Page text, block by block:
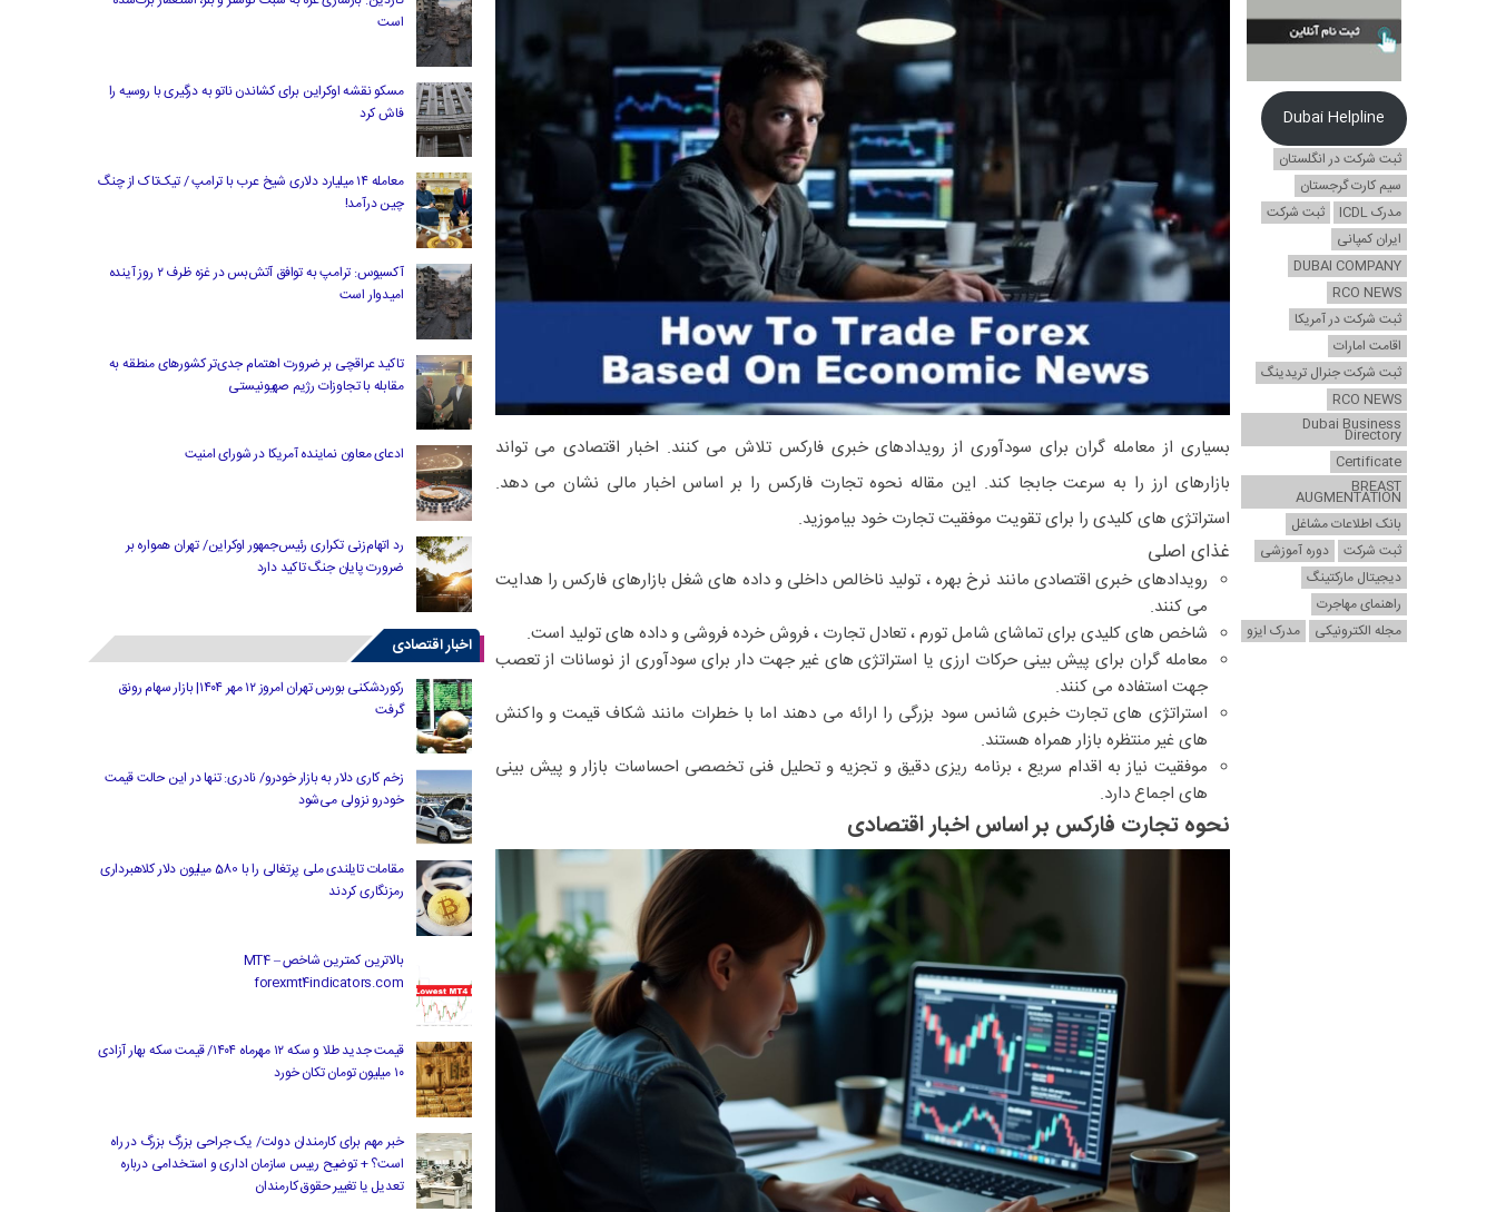
بسیاری از معامله گران برای سودآوری از رویدادهای خبری فارکس تلاش می کنند. اخبار اقتصادی می تواند
بازارهای ارز را به سرعت جابجا کند. این مقاله نحوه تجارت فارکس را بر اساس اخبار مالی نشان می دهد.
استراتژی های کلیدی را برای تقویت موفقیت تجارت خود بیاموزید.
غذای اصلی
رویدادهای خبری اقتصادی مانند نرخ بهره ، تولید ناخالص داخلی و داده های شغل بازارهای فارکس را هدایت
می کنند.
شاخص های کلیدی برای تماشای شامل تورم ، تعادل تجارت ، فروش خرده فروشی و داده های تولید است.
معامله گران برای پیش بینی حرکات ارزی یا استراتژی های غیر جهت دار برای سودآوری از نوسانات از تعصب
جهت استفاده می کنند.
استراتژی های تجارت خبری شانس سود بزرگی را ارائه می دهند اما با خطرات مانند شکاف قیمت و واکنش
های غیر منتظره بازار همراه هستند.
موفقیت نیاز به اقدام سریع ، برنامه ریزی دقیق و تجزیه و تحلیل فنی تخصصی احساسات بازار و پیش بینی
های اجماع دارد.
نحوه تجارت فارکس بر اساس اخبار اقتصادی
Dubai Helpline
ثبت شرکت در انگلستان
سیم کارت گرجستان
مدرک ICDL
ثبت شرکت
ایران کمپانی
DUBAI COMPANY
RCO NEWS
ثبت شرکت در آمریکا
اقامت امارات
ثبت شرکت جنرال تریدینگ
RCO NEWS
Dubai Business
Directory
Certificate
BREAST
AUGMENTATION
بانک اطلاعات مشاغل
ثبت شرکت
دوره آموزشی
دیجیتال مارکتینگ
راهنمای مهاجرت
مجله الکترونیکی
مدرک ایزو
است
مسکو نقشه اوکراین برای کشاندن ناتو به درگیری با روسیه را
فاش کرد
معامله ۱۴ میلیارد دلاری شیخ عرب با ترامپ / تیک‌تاک از چنگ
چین درآمد!
آکسیوس: ترامپ به توافق آتش‌بس در غزه ظرف ۲ روز آینده
امیدوار است
تاکید عراقچی بر ضرورت اهتمام جدی‌تر کشورهای منطقه به
مقابله با تجاوزات رژیم صهیونیستی
ادعای معاون نماینده آمریکا در شورای امنیت
رد اتهام‌زنی تکراری رئیس‌جمهور اوکراین/ تهران همواره بر
ضرورت پایان جنگ تاکید دارد
اخبار اقتصادی
رکوردشکنی بورس تهران امروز ۱۲ مهر ۱۴۰۴| بازار سهام رونق
گرفت
زخم کاری دلار به بازار خودرو/ نادری: تنها در این حالت قیمت
خودرو نزولی می‌شود
مقامات تایلندی ملی پرتغالی را با 580 میلیون دلار کلاهبرداری
رمزنگاری کردند
بالاترین کمترین شاخص MT4 –
forexmt4indicators.com
قیمت جدید طلا و سکه ۱۲ مهرماه ۱۴۰۴/ قیمت سکه بهار آزادی
۱۰ میلیون تومان تکان خورد
خبر مهم برای کارمندان دولت/ یک جراحی بزرگ بزرگ در راه
است؟ + توضیح رییس سازمان اداری و استخدامی درباره
تعدیل یا تغییر حقوق کارمندان